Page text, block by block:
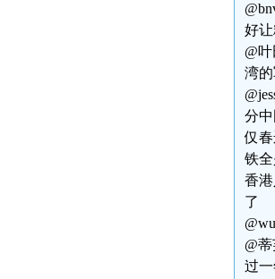
好
@
湾
分
仅
铁
香
了
@
过